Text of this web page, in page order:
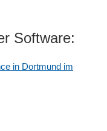
Software:
in Dortmund im